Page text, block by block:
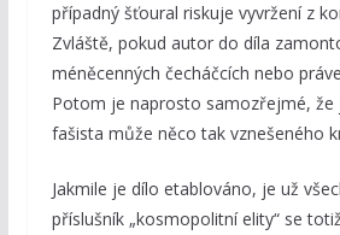
případný šťoural riskuje vyvržení z
Zvláště, pokud autor do díla
méněcenných čecháčcích nebo
Potom je naprosto samozřejmé, že
fašista může něco tak vznešeného
Jakmile je dílo etablováno, je už
příslušník „kosmopolitní elity“ se